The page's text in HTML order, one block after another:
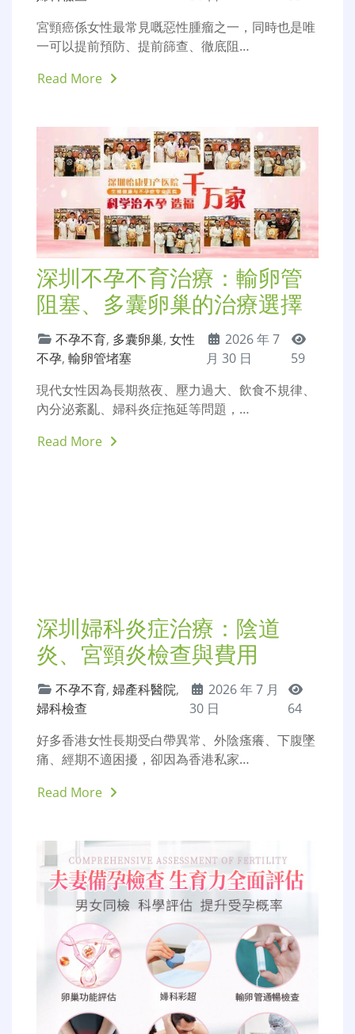
深圳宮頸癌篩查：TCT、HPV
雙檢測費用與重要性
不孕不育,婦產科醫院 ,
婦科檢查
2026 年 7 月
30 日
宮頸癌係女性最常見嘅惡性腫瘤之一，同時也是唯
深圳不孕不育治療：輸卵管
阻塞、多囊卵巢的治療選擇
不孕不育,多囊卵巢,女性
不孕 ,輸卵管堵塞
2026 年 7
月 30 日
現代女性因為長期熬夜、壓力過大、飲食不規律、
Read More